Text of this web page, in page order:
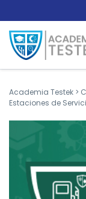
Academia Testek >
Estaciones de